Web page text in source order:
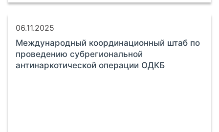
06.11.2025
Международный координационный штаб по
проведению субрегиональной
антинаркотической операции ОДКБ